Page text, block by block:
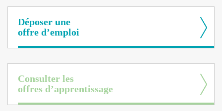
Déposer une
offre d’emploi
Consulter les
offres d’apprentissage